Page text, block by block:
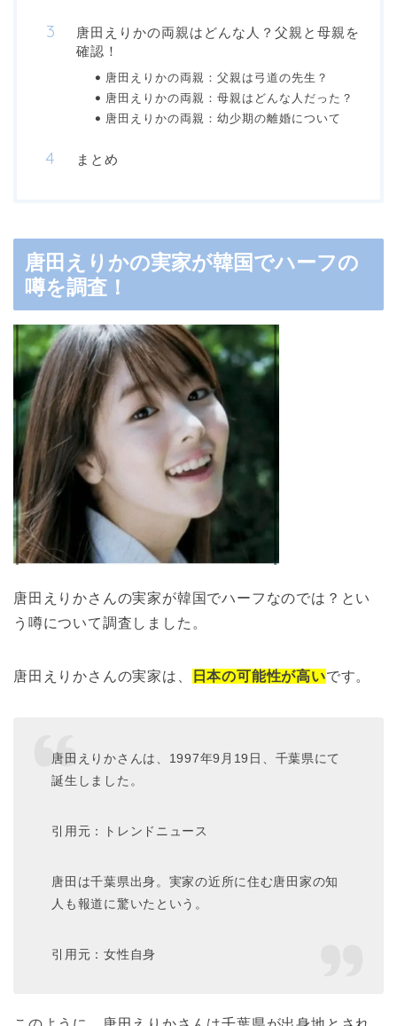
唐田えりかの両親はどんな人？父親と母親を
確認！
唐田えりかの両親：父親は弓道の先生？
唐田えりかの両親：母親はどんな人だった？
唐田えりかの両親：幼少期の離婚について
まとめ
唐田えりかの実家が韓国でハーフの
噂を調査！
唐田えりかさんの実家が韓国でハーフなのでは？とい
う噂について調査しました。
唐田えりかさんの実家は、 日本の可能性が高いです。
唐田えりかさんは、1997年9月19日、千葉県にて
誕生しました。
引用元：トレンドニュース
唐田は千葉県出身。実家の近所に住む唐田家の知
人も報道に驚いたという。
引用元：女性自身